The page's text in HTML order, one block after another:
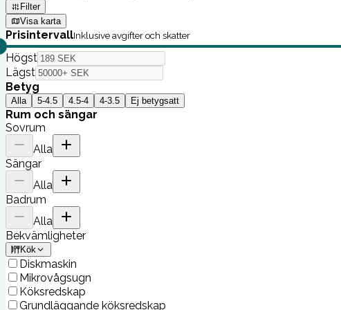
Filter
Visa karta
PrisintervallInklusive avgifter och skatter
Högst
Lägst
Betyg
Alla 5-4.5 4.5-4 4-3.5 Ej betygsatt
Rum och sängar
Sovrum
Alla
Sängar
Alla
Badrum
Alla
Bekvämligheter
Kök
Diskmaskin
Mikrovågsugn
Köksredskap
Grundläggande köksredskap